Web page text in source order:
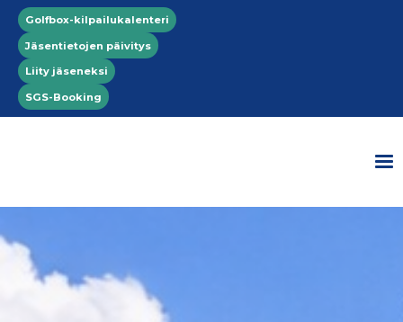
Hyppää pääsisältöön
Top menu
Golfbox-kilpailukalenteri
Jäsentietojen päivitys
Liity jäseneksi
SGS-Booking